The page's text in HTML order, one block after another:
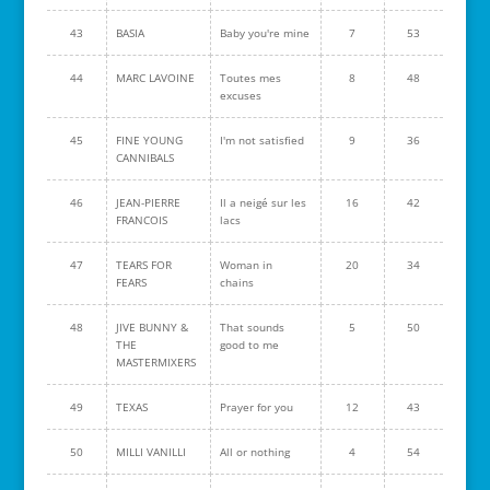
43 BASIA Baby you're mine 7 53
44 MARC LAVOINE
Toutes mes
excuses
8 48
45
FINE YOUNG
CANNIBALS
I'm not satisfied 9 36
46
JEAN-PIERRE
FRANCOIS
Il a neigé sur les
lacs
16 42
47
TEARS FOR
FEARS
Woman in
chains
20 34
48
JIVE BUNNY &
THE
MASTERMIXERS
That sounds
good to me
5 50
49 TEXAS Prayer for you 12 43
50 MILLI VANILLI All or nothing 4 54